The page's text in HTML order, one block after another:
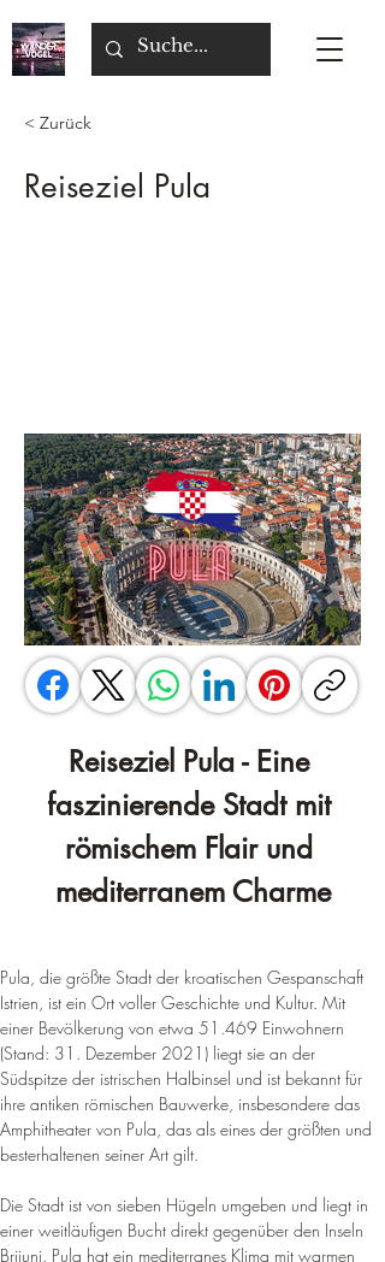
< Zurück
Reiseziel Pula
Reiseziel Pula - Eine
faszinierende Stadt mit
römischem Flair und
mediterranem Charme
Pula, die größte Stadt der kroatischen Gespanschaft
Istrien, ist ein Ort voller Geschichte und Kultur. Mit
einer Bevölkerung von etwa 51.469 Einwohnern
(Stand: 31. Dezember 2021) liegt sie an der
Südspitze der istrischen Halbinsel und ist bekannt für
ihre antiken römischen Bauwerke, insbesondere das
Amphitheater von Pula, das als eines der größten und
besterhaltenen seiner Art gilt.
Die Stadt ist von sieben Hügeln umgeben und liegt in
einer weitläufigen Bucht direkt gegenüber den Inseln
Brijuni. Pula hat ein mediterranes Klima mit warmen